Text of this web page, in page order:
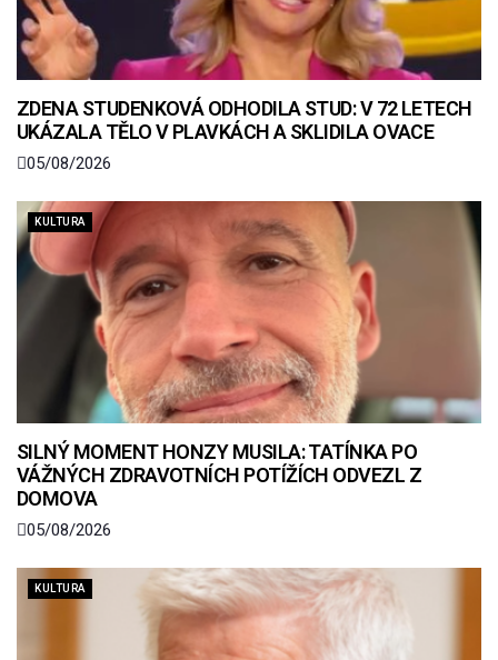
ZDENA STUDENKOVÁ ODHODILA STUD: V 72 LETECH
UKÁZALA TĚLO V PLAVKÁCH A SKLIDILA OVACE
05/08/2026
KULTURA
SILNÝ MOMENT HONZY MUSILA: TATÍNKA PO
VÁŽNÝCH ZDRAVOTNÍCH POTÍŽÍCH ODVEZL Z
DOMOVA
05/08/2026
KULTURA